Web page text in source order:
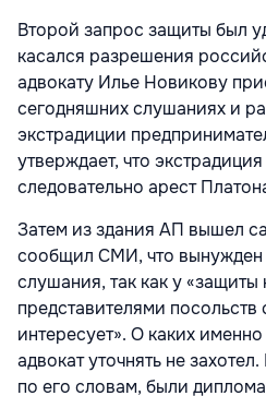
Второй запрос защиты был
касался разрешения
адвокату Илье Новикову
сегодняшних слушаниях и
экстрадиции
утверждает, что
следовательно арест
Затем из здания АП вышел
сообщил СМИ, что вынужден
слушания, так как у «защиты
представителями посольств
интересует». О каких
адвокат уточнять не
по его словам, были